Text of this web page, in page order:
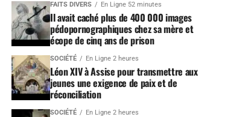
FAITS DIVERS En Ligne 52 minutes
Il avait caché plus de 400 000 images
pédopornographiques chez sa mère et
écope de cinq ans de prison
SOCIÉTÉ En Ligne 2 heures
Léon XIV à Assise pour transmettre aux
jeunes une exigence de paix et de
réconciliation
SOCIÉTÉ En Ligne 2 heures